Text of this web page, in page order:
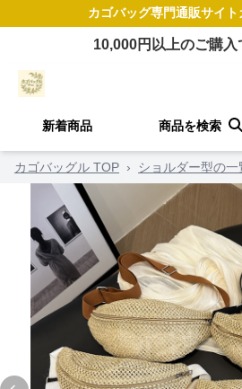
カゴバッグ専門通販サイト
10,000円以上のご購入
新着商品 商品を検索
カゴバッグル TOP › ショルダー型の一